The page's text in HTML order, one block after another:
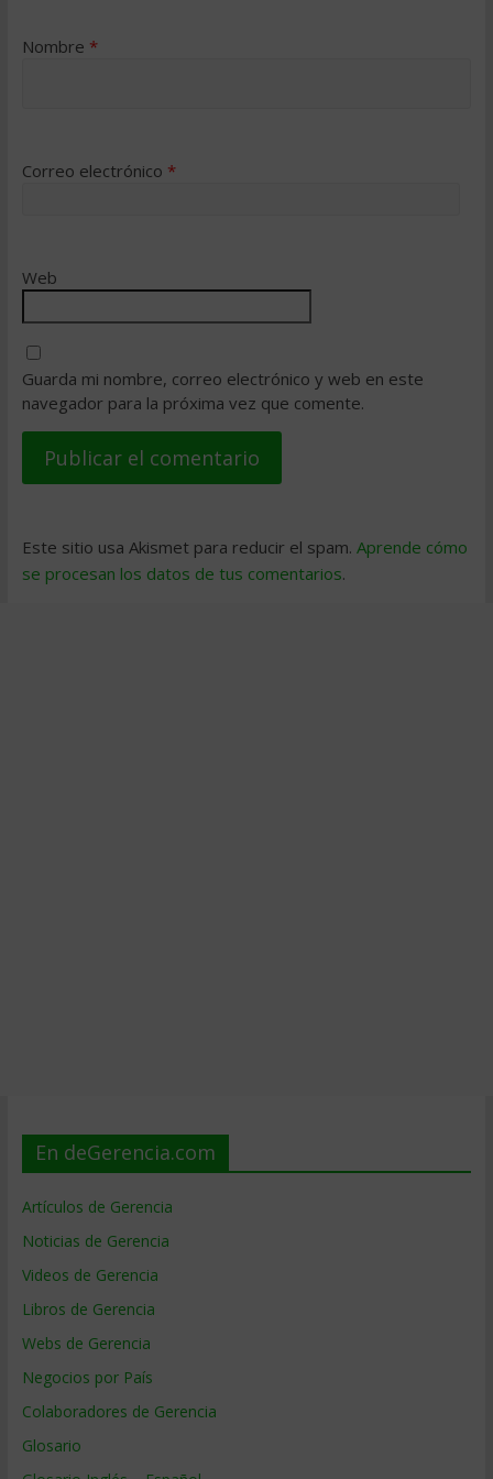
Nombre *
Correo electrónico *
Web
Guarda mi nombre, correo electrónico y web en este
navegador para la próxima vez que comente.
Este sitio usa Akismet para reducir el spam. Aprende cómo
se procesan los datos de tus comentarios.
En deGerencia.com
Artículos de Gerencia
Noticias de Gerencia
Videos de Gerencia
Libros de Gerencia
Webs de Gerencia
Negocios por País
Colaboradores de Gerencia
Glosario